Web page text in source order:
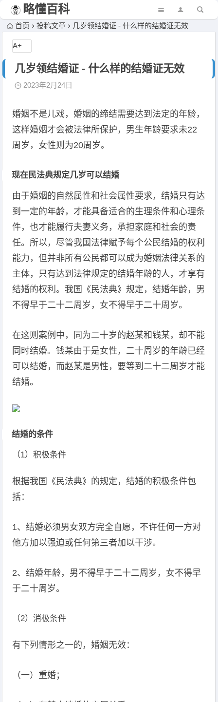
略懂百科
首页 投稿文章 几岁领结婚证 - 什么样的结婚证无效
几岁领结婚证 - 什么样的结婚证无效
2023年2月24日
婚姻不是儿戏，婚姻的缔结需要达到法定的年龄，
这样婚姻才会被法律所保护，男生年龄要求未22
周岁，女性则为20周岁。
现在民法典规定几岁可以结婚
由于婚姻的自然属性和社会属性要求，结婚只有达
到一定的年龄，才能具备适合的生理条件和心理条
件，也才能履行夫妻义务，承担家庭和社会的责
任。所以，尽管我国法律赋予每个公民结婚的权利
能力，但并非所有公民都可以成为婚姻法律关系的
主体，只有达到法律规定的结婚年龄的人，才享有
结婚的权利。我国《民法典》规定，结婚年龄，男
不得早于二十二周岁，女不得早于二十周岁。
在这则案例中，同为二十岁的赵某和钱某，却不能
同时结婚。钱某由于是女性，二十周岁的年龄已经
可以结婚，而赵某是男性，要等到二十二周岁才能
结婚。
结婚的条件
（1）积极条件
根据我国《民法典》的规定，结婚的积极条件包
括：
1、结婚必须男女双方完全自愿，不许任何一方对
他方加以强迫或任何第三者加以干涉。
2、结婚年龄，男不得早于二十二周岁，女不得早
于二十周岁。
（2）消极条件
有下列情形之一的，婚姻无效：
（一）重婚；
A+